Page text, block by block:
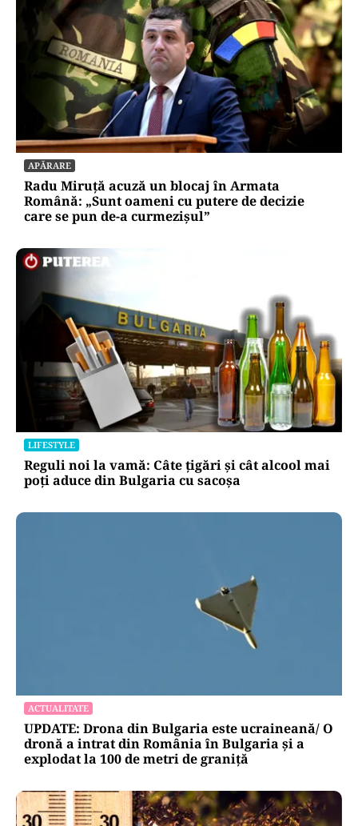
APĂRARE
Radu Miruță acuză un blocaj în Armata
Română: „Sunt oameni cu putere de decizie
care se pun de-a curmezișul”
LIFESTYLE
Reguli noi la vamă: Câte țigări și cât alcool mai
poți aduce din Bulgaria cu sacoșa
ACTUALITATE
UPDATE: Drona din Bulgaria este ucraineană/ O
dronă a intrat din România în Bulgaria şi a
explodat la 100 de metri de graniţă